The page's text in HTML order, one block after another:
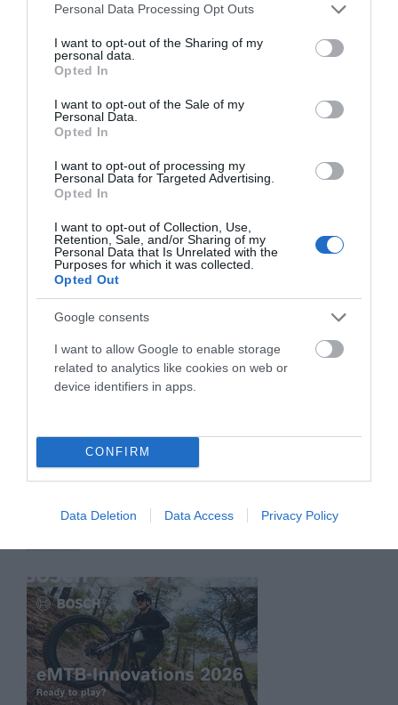
Please note that this website/app uses one or more Google
not limited to your visit or usage behaviour. You may click to
grant or deny consent to Google and its third-party tags to
use your data for below specified purposes in below Google
consent section.
Personal Data Processing Opt Outs
I want to opt-out of the Sharing of my
personal data.
Opted In
I want to opt-out of the Sale of my
Personal Data.
Opted In
I want to opt-out of processing my
Personal Data for Targeted Advertising.
Opted In
I want to opt-out of Collection, Use,
Retention, Sale, and/or Sharing of my
Personal Data that Is Unrelated with the
Purposes for which it was collected.
Opted Out
Google consents
I want to allow Google to enable storage
related to analytics like cookies on web or
device identifiers in apps.
CONFIRM
Data Deletion Data Access Privacy Policy
PERFECTO PARA DISFRUTAR DE LA BICICLETA
Tanto si eres de los que aprovechan cualquier momento
para salir con la bicicleta de montaña, como si prefieres la...
Leer Más
DURANTE EL VERANO: GUÍA PRÁCTICA PARA
AFRONTAR EL CALOR
El verano es una de las épocas favoritas de muchos
ciclistas. Los días son más largos, apetece salir a descubrir...